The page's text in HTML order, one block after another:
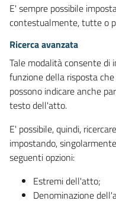
E' sempre possibile
contestualmente, tutte o
Ricerca avanzata
Tale modalità consente di
funzione della risposta
possono indicare anche
testo dell'atto.
E' possibile, quindi,
impostando,
seguenti opzioni:
Estremi dell'atto;
Denominazione